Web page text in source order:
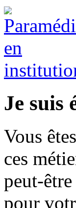
Je suis
Vous
ces
peut-
pour